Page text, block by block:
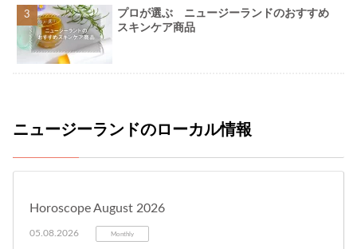
プロが選ぶ ニュージーランドのおすすめ
スキンケア商品
ニュージーランドのローカル情報
Horoscope August 2026
05.08.2026 Monthly